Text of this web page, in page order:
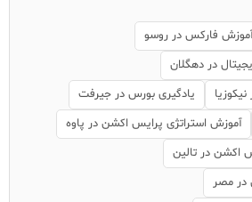
فارکس در روسو
در دهگلان
یادگیری بورس در جیرفت
آموزش استراتژی پرایس اکشن در پاوه
اکشن در تالین
در مصر